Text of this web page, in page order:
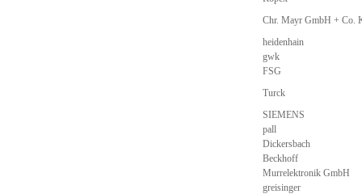
Chr. Mayr GmbH + Co.
heidenhain
gwk
FSG
Turck
SIEMENS
pall
Dickersbach
Beckhoff
Murrelektronik GmbH
greisinger